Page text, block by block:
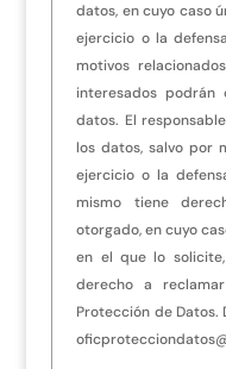
datos, en cuyo caso
ejercicio o la
motivos
interesados
datos. El
los datos, salvo por
ejercicio o la
mismo tiene
otorgado, en cuyo
en el que lo
derecho a
Protección de